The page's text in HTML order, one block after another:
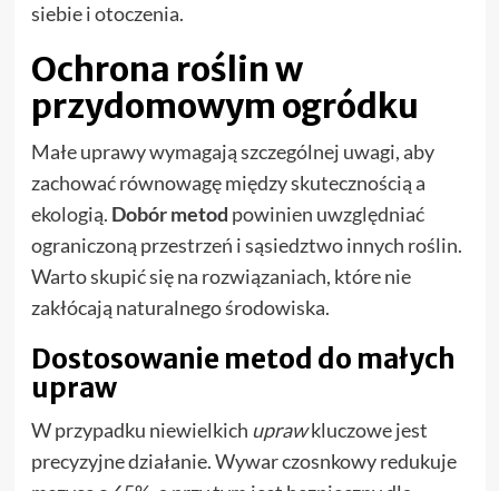
siebie i otoczenia.
Ochrona roślin w
przydomowym ogródku
Małe uprawy wymagają szczególnej uwagi, aby
zachować równowagę między skutecznością a
ekologią. Dobór metod powinien uwzględniać
ograniczoną przestrzeń i sąsiedztwo innych roślin.
Warto skupić się na rozwiązaniach, które nie
zakłócają naturalnego środowiska.
Dostosowanie metod do małych
upraw
W przypadku niewielkich uprawkluczowe jest
precyzyjne działanie. Wywar czosnkowy redukuje